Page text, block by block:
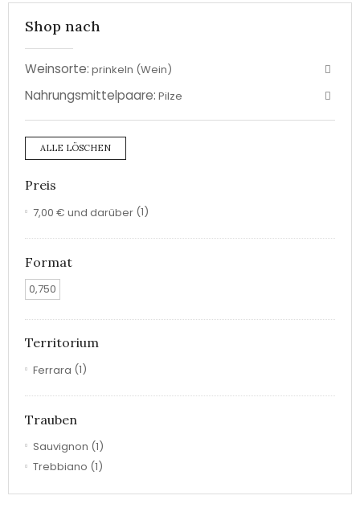
Shop nach
Weinsorte: prinkeln (Wein)
Nahrungsmittelpaare: Pilze
ALLE LÖSCHEN
Preis
7,00 € und darüber (1)
Format
0,750
Territorium
Ferrara (1)
Trauben
Sauvignon (1)
Trebbiano (1)